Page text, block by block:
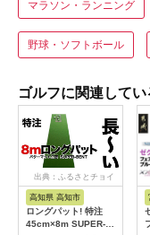
マラソン・ランニング
野球・ソフトボール
ゴルフに関連して
出典：ふるさとチョイ
高知県 高知市
ロングパット! 特注
45cm×8m SUPER-